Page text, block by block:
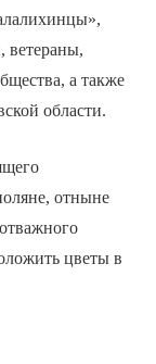
ветераны,
а также
области.
отныне
цветы в